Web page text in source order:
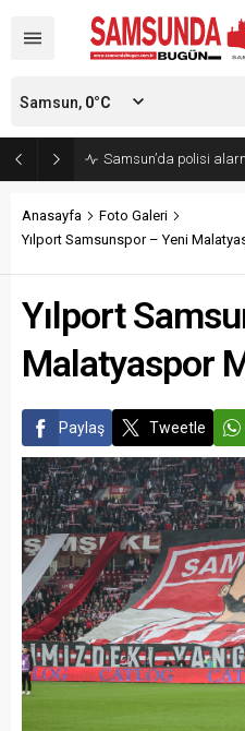
Samsun’da polisi
Samsun, 0°C
Anasayfa
Foto Galeri
Yılport Samsunspor – Yeni
Yılport
Malatyaspor
Paylaş Tweetle